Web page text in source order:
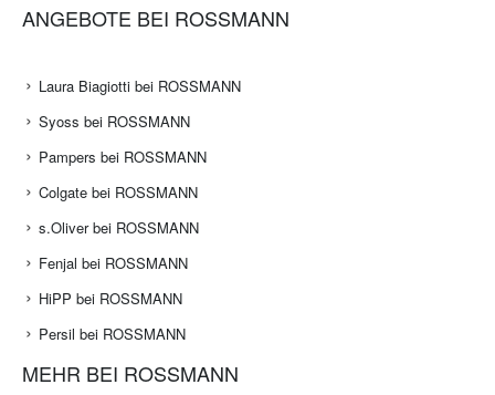
ANGEBOTE BEI ROSSMANN
Laura Biagiotti bei ROSSMANN
Syoss bei ROSSMANN
Pampers bei ROSSMANN
Colgate bei ROSSMANN
s.Oliver bei ROSSMANN
Fenjal bei ROSSMANN
HiPP bei ROSSMANN
Persil bei ROSSMANN
MEHR BEI ROSSMANN